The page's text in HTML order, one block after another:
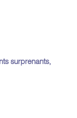
surprenants,